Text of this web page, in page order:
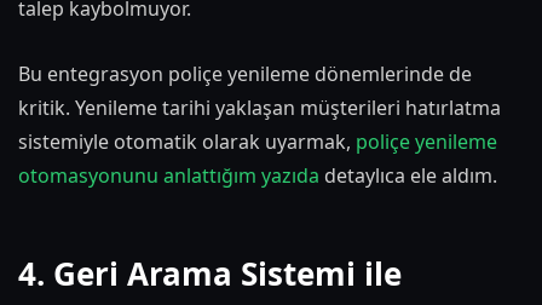
talep kaybolmuyor.
Bu entegrasyon poliçe yenileme dönemlerinde de
kritik. Yenileme tarihi yaklaşan müşterileri hatırlatma
sistemiyle otomatik olarak uyarmak, poliçe yenileme
otomasyonunu anlattığım yazıda detaylıca ele aldım.
4. Geri Arama Sistemi ile